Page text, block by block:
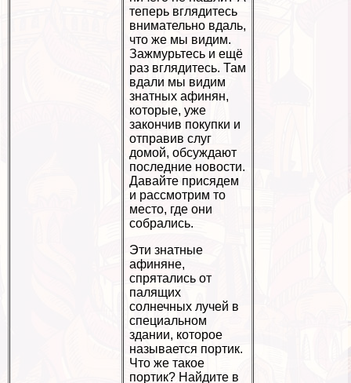
теперь вглядитесь
внимательно вдаль,
что же мы видим.
Зажмурьтесь и ещё
раз вглядитесь. Там
вдали мы видим
знатных афинян,
которые, уже
закончив покупки и
отправив слуг
домой, обсуждают
последние новости.
Давайте присядем
и рассмотрим то
место, где они
собрались.
Эти знатные
афиняне,
спрятались от
палящих
солнечных лучей в
специальном
здании, которое
называется портик.
Что же такое
портик? Найдите в